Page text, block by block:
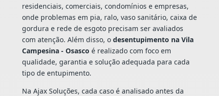
residenciais, comerciais, condomínios e empresas,
onde problemas em pia, ralo, vaso sanitário, caixa de
gordura e rede de esgoto precisam ser avaliados
com atenção. Além disso, o desentupimento na Vila
Campesina - Osasco é realizado com foco em
qualidade, garantia e solução adequada para cada
tipo de entupimento.
Na Ajax Soluções, cada caso é analisado antes da